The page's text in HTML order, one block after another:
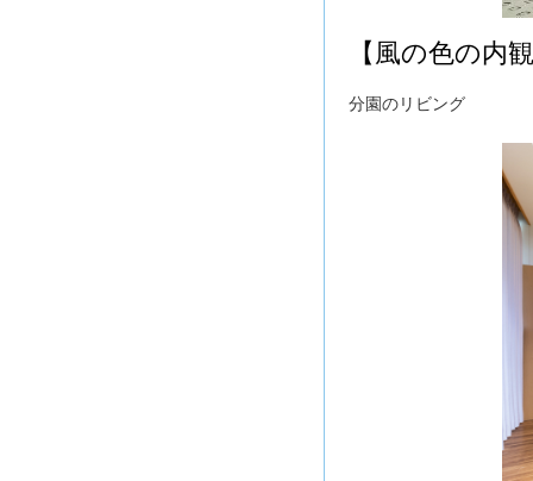
【風の色の内
分園のリビング